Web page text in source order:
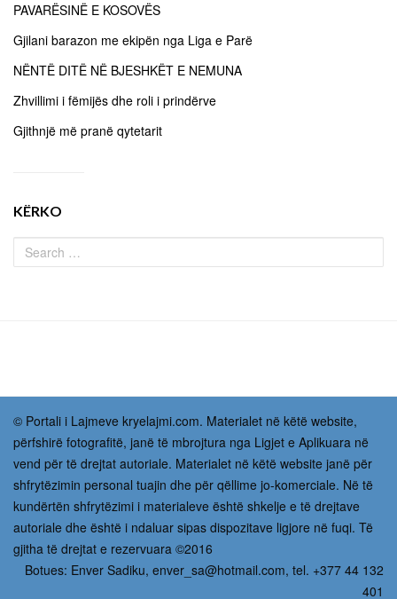
PAVARËSINË E KOSOVËS
Gjilani barazon me ekipën nga Liga e Parë
NËNTË DITË NË BJESHKËT E NEMUNA
Zhvillimi i fëmijës dhe roli i prindërve
Gjithnjë më pranë qytetarit
KËRKO
© Portali i Lajmeve kryelajmi.com. Materialet në këtë website,
përfshirë fotografitë, janë të mbrojtura nga Ligjet e Aplikuara në
vend për të drejtat autoriale. Materialet në këtë website janë për
shfrytëzimin personal tuajin dhe për qëllime jo-komerciale. Në të
kundërtën shfrytëzimi i materialeve është shkelje e të drejtave
autoriale dhe është i ndaluar sipas dispozitave ligjore në fuqi. Të
gjitha të drejtat e rezervuara ©2016
Botues: Enver Sadiku, enver_sa@hotmail.com, tel. +377 44 132
401